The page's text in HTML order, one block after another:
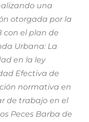
una
otorgada por la
con el plan de
Urbana: La
en la ley
Efectiva de
normativa en
de trabajo en el
Peces Barba de